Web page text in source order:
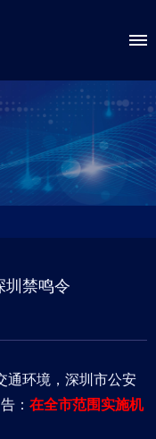
圳禁鸣令
通环境，深圳市公安
： 在全市范围实施机